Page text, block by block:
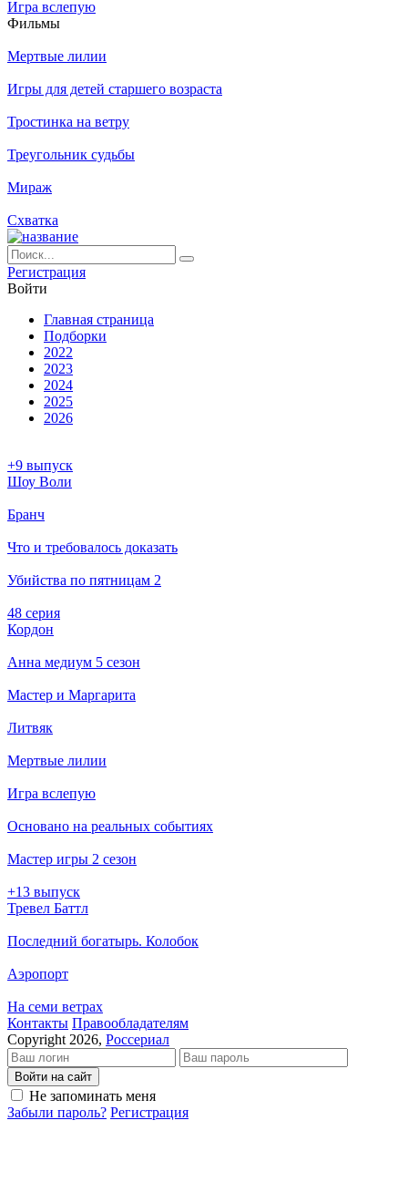
Игра вслепую
Филь­мы
Мертвые лилии
Игры для детей старшего возраста
Тростинка на ветру
Треугольник судьбы
Мираж
Схватка
Ре­ги­ст­ра­ция
Вой­ти
Глав­ная стра­ни­ца
Подборки
2022
2023
2024
2025
2026
+9 выпуск
Шоу Воли
Бранч
Что и требовалось доказать
Убийства по пятницам 2
48 серия
Кордон
Анна медиум 5 сезон
Мастер и Маргарита
Литвяк
Мертвые лилии
Игра вслепую
Основано на реальных событиях
Мастер игры 2 сезон
+13 выпуск
Тревел Баттл
Последний богатырь. Колобок
Аэропорт
На семи ветрах
Кон­так­ты Пра­во­об­ла­да­те­лям
Copyright 2026, Россериал
Войти на сайт
Не запоминать меня
Забыли пароль? Регистрация